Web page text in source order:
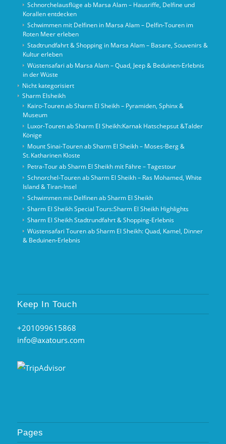
Schnorchelausflüge ab Marsa Alam – Hausriffe, Delfine und
Korallen entdecken
Schwimmen mit Delfinen in Marsa Alam – Delfin-Touren im
Roten Meer erleben
Stadtrundfahrt & Shopping in Marsa Alam – Basare, Souvenirs &
Kultur erleben
Wüstensafari ab Marsa Alam – Quad, Jeep & Beduinen-Erlebnis
in der Wüste
Nicht kategorisiert
Sharm Elsheikh
Kairo‑Touren ab Sharm El Sheikh – Pyramiden, Sphinx &
Museum
Luxor-Touren ab Sharm El Sheikh:Karnak Hatschepsut &Talder
Könige
Mount Sinai‑Touren ab Sharm El Sheikh – Moses‑Berg &
St. Katharinen Kloste
Petra-Tour ab Sharm El Sheikh mit Fähre – Tagestour
Schnorchel‑Touren ab Sharm El Sheikh – Ras Mohamed, White
Island & Tiran‑Insel
Schwimmen mit Delfinen ab Sharm El Sheikh
Sharm El Sheikh Special Tours:Sharm El Sheikh Highlights
Sharm El Sheikh Stadtrundfahrt & Shopping-Erlebnis
Wüstensafari Touren ab Sharm El Sheikh: Quad, Kamel, Dinner
& Beduinen‑Erlebnis
Keep In Touch
+201099615868
info@axatours.com
Pages